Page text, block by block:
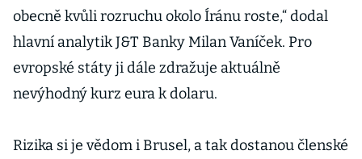
obecně kvůli rozruchu okolo Íránu roste,“ dodal
hlavní analytik J&T Banky Milan Vaníček. Pro
evropské státy ji dále zdražuje aktuálně
nevýhodný kurz eura k dolaru.
Rizika si je vědom i Brusel, a tak dostanou členské